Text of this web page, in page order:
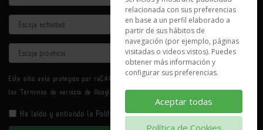
Actividad
Provincia
Este sitio está protegido por reCAPTCHA y se aplican la
los Términos de servicio de Google.
He leído y entiendo la Política de Privacidad
relacionada con sus preferencias
en base a un perfil elaborado a
partir de sus hábitos de
navegación (por ejemplo, páginas
visitadas o videos vistos). Puedes
obtener más información y
configurar sus preferencias.
Aceptar todas
Política de Cookies